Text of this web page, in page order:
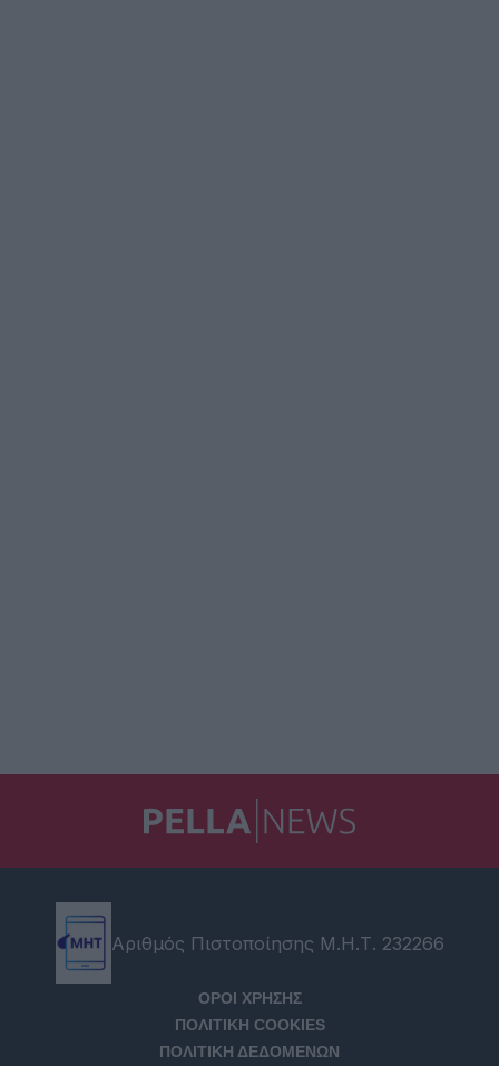
Αριθμός Πιστοποίησης Μ.Η.Τ. 232266
ΟΡΟΙ ΧΡΗΣΗΣ
ΠΟΛΙΤΙΚΗ COOKIES
ΠΟΛΙΤΙΚΗ ΔΕΔΟΜΕΝΩΝ